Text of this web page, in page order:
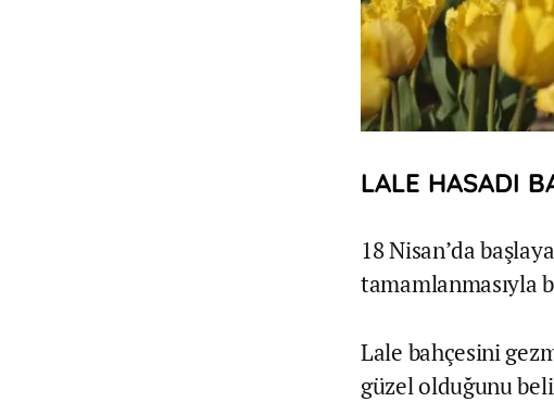
LALE HASADI
18 Nisan’da
tamamlanmasıyla
Lale bahçesini
güzel olduğunu